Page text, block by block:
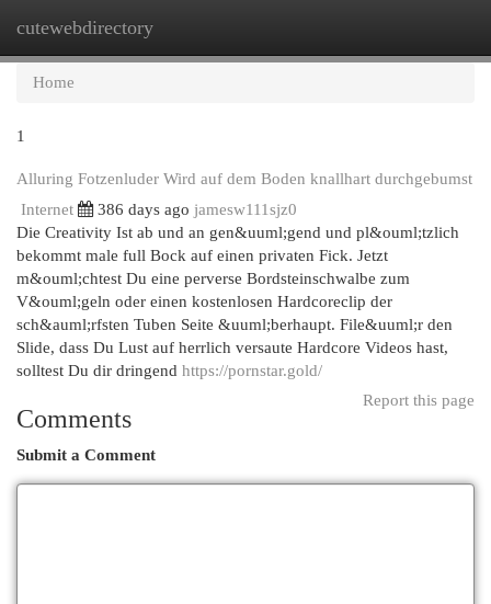
cutewebdirectory
Home
1
Alluring Fotzenluder Wird auf dem Boden knallhart durchgebumst
Internet
386 days ago jamesw111sjz0
Die Creativity Ist ab und an gen&uuml;gend und pl&ouml;tzlich
bekommt male full Bock auf einen privaten Fick. Jetzt
m&ouml;chtest Du eine perverse Bordsteinschwalbe zum
V&ouml;geln oder einen kostenlosen Hardcoreclip der
sch&auml;rfsten Tuben Seite &uuml;berhaupt. File&uuml;r den
Slide, dass Du Lust auf herrlich versaute Hardcore Videos hast,
solltest Du dir dringend https://pornstar.gold/
Report this page
Comments
Submit a Comment